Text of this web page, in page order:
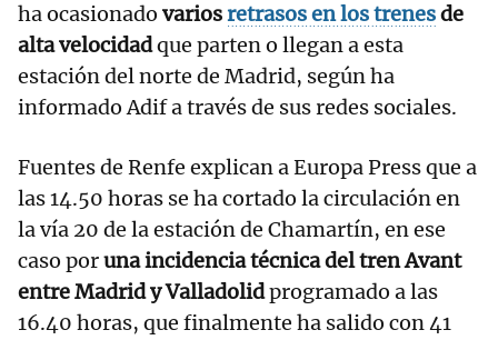
ha ocasionado variosretrasos en los trenesde
alta velocidadque parten o llegan a esta
estación del norte de Madrid, según ha
informado Adif a través de sus redes sociales.
Fuentes de Renfe explican a Europa Press que a
las 14.50 horas se ha cortado la circulación en
la vía 20 de la estación de Chamartín, en ese
caso poruna incidencia técnica del tren Avant
entre Madrid y Valladolidprogramado a las
16.40 horas, que finalmente ha salido con 41